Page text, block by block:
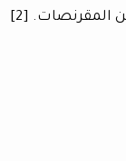
المقرنصات. [2]